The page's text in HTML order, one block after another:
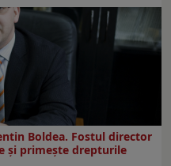
Boldea. Fostul director
și primește drepturile